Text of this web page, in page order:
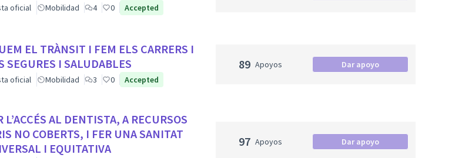
oficial Mobilidad 4 0 Accepted
EL TRÀNSIT I FEM ELS CARRERS I
SEGURES I SALUDABLES
oficial Mobilidad 3 0 Accepted
89 Apoyos Dar apoyo
AL DENTISTA, A RECURSOS
NO COBERTS, I FER UNA SANITAT
I EQUITATIVA
97 Apoyos Dar apoyo